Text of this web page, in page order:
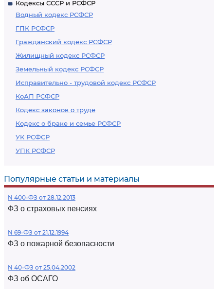
Кодексы СССР и РСФСР
Водный кодекс РСФСР
ГПК РСФСР
Гражданский кодекс РСФСР
Жилищный кодекс РСФСР
Земельный кодекс РСФСР
Исправительно - трудовой кодекс РСФСР
КоАП РСФСР
Кодекс законов о труде
Кодекс о браке и семье РСФСР
УК РСФСР
УПК РСФСР
Популярные статьи и материалы
N 400-ФЗ от 28.12.2013
ФЗ о страховых пенсиях
N 69-ФЗ от 21.12.1994
ФЗ о пожарной безопасности
N 40-ФЗ от 25.04.2002
ФЗ об ОСАГО